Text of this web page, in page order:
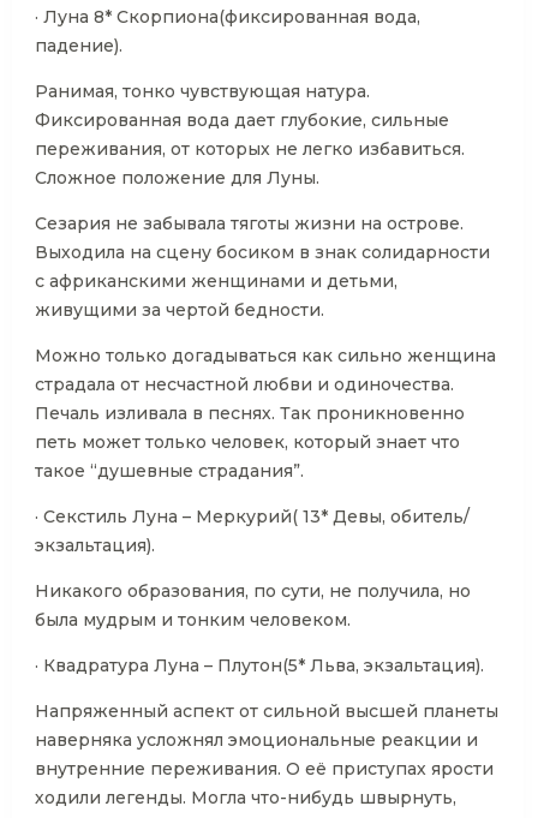
· Луна 8* Скорпиона(фиксированная вода,
падение).
Ранимая, тонко чувствующая натура.
Фиксированная вода дает глубокие, сильные
переживания, от которых не легко избавиться.
Сложное положение для Луны.
Сезария не забывала тяготы жизни на острове.
Выходила на сцену босиком в знак солидарности
с африканскими женщинами и детьми,
живущими за чертой бедности.
Можно только догадываться как сильно женщина
страдала от несчастной любви и одиночества.
Печаль изливала в песнях. Так проникновенно
петь может только человек, который знает что
такое “душевные страдания”.
· Секстиль Луна – Меркурий( 13* Девы, обитель/
экзальтация).
Никакого образования, по сути, не получила, но
была мудрым и тонким человеком.
· Квадратура Луна – Плутон(5* Льва, экзальтация).
Напряженный аспект от сильной высшей планеты
наверняка усложнял эмоциональные реакции и
внутренние переживания. О её приступах ярости
ходили легенды. Могла что-нибудь швырнуть,